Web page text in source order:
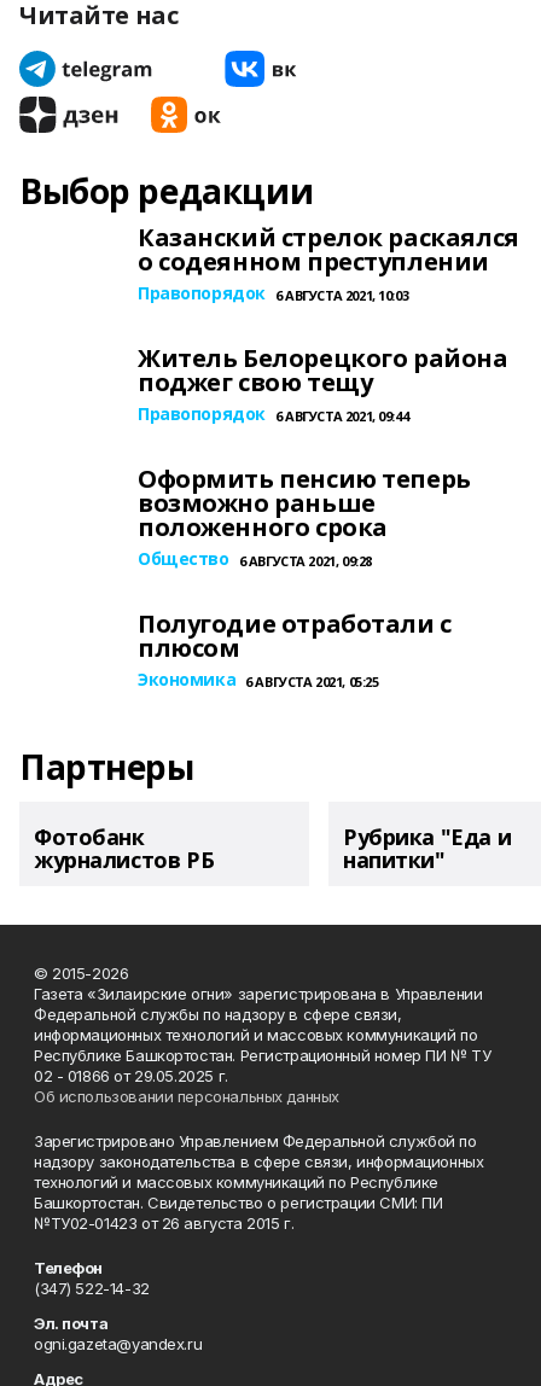
Читайте нас
Выбор редакции
Казанский стрелок раскаялся
о содеянном преступлении
Правопорядок 6 АВГУСТА 2021, 10:03
Житель Белорецкого района
поджег свою тещу
Правопорядок 6 АВГУСТА 2021, 09:44
Оформить пенсию теперь
возможно раньше
положенного срока
Общество 6 АВГУСТА 2021, 09:28
Полугодие отработали с
плюсом
Экономика 6 АВГУСТА 2021, 05:25
Партнеры
Фотобанк
журналистов РБ
Рубрика "Еда и
напитки"
© 2015-2026
Газета «Зилаирские огни» зарегистрирована в Управлении
Федеральной службы по надзору в сфере связи,
информационных технологий и массовых коммуникаций по
Республике Башкортостан. Регистрационный номер ПИ № ТУ
02 - 01866 от 29.05.2025 г.
Об использовании персональных данных
Зарегистрировано Управлением Федеральной службой по
надзору законодательства в сфере связи, информационных
технологий и массовых коммуникаций по Республике
Башкортостан. Свидетельство о регистрации СМИ: ПИ
№ТУ02-01423 от 26 августа 2015 г.
Телефон
(347) 522-14-32
Эл. почта
ogni.gazeta@yandex.ru
Адрес